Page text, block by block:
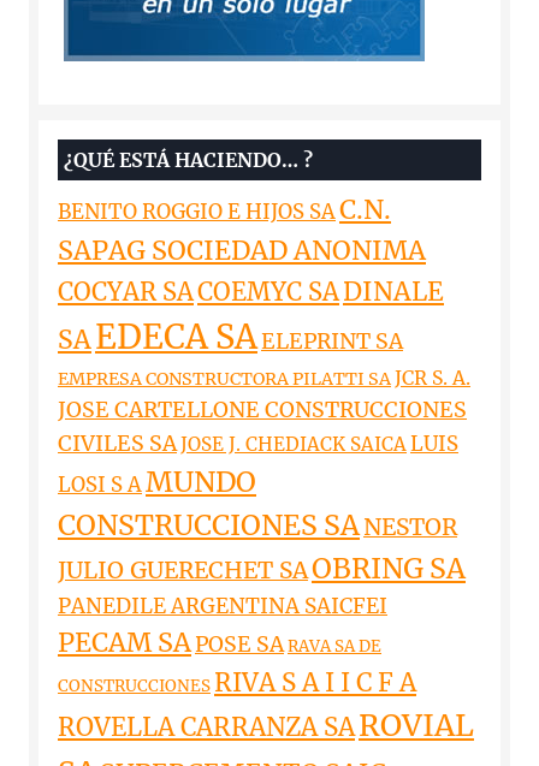
¿QUÉ ESTÁ HACIENDO… ?
BENITO ROGGIO E HIJOS SAC.N.
SAPAG SOCIEDAD ANONIMA
COCYAR SACOEMYC SADINALE
SAEDECA SAELEPRINT SA
EMPRESA CONSTRUCTORA PILATTI SAJCR S. A.
JOSE CARTELLONE CONSTRUCCIONES
CIVILES SAJOSE J. CHEDIACK SAICALUIS
LOSI S AMUNDO
CONSTRUCCIONES SANESTOR
JULIO GUERECHET SAOBRING SA
PANEDILE ARGENTINA SAICFEI
PECAM SAPOSE SARAVA SA DE
CONSTRUCCIONES RIVA S A I I C F A
ROVELLA CARRANZA SAROVIAL